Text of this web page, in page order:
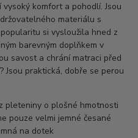
komfort a pohodlí. Jsou
materiálu s
si vysloužila hned z
barevným doplňkem v
savost a chrání matraci před
Jsou praktická, dobře se perou
pleteniny o plošné hmotnosti
pouze velmi jemné česané
na dotek